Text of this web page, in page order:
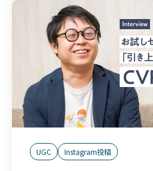
UGC Instagram投稿